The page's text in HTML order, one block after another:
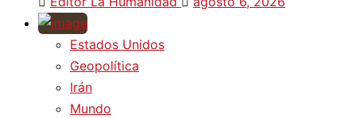
Estados Unidos
Geopolítica
Irán
Mundo